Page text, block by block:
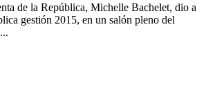
de la República, Michelle Bachelet, dio a
gestión 2015, en un salón pleno del